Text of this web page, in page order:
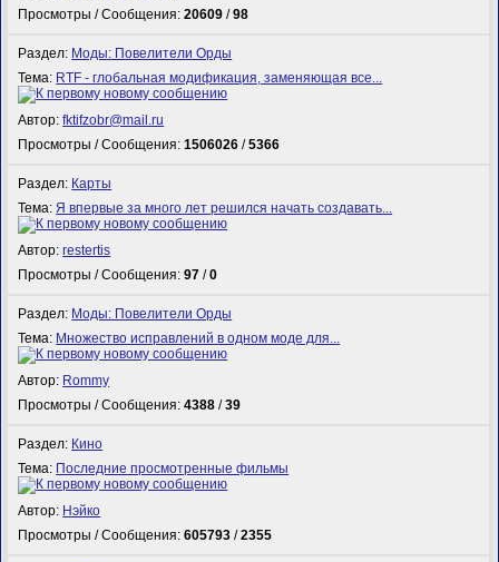
Просмотры / Сообщения:20609 /98
Раздел: Моды: Повелители Орды
Тема: RTF - глобальная модификация, заменяющая все...
Автор:fktifzobr@mail.ru
Просмотры / Сообщения:1506026 /5366
Раздел: Карты
Тема:Я впервые за много лет решился начать создавать...
Автор:restertis
Просмотры / Сообщения:97 /0
Раздел: Моды: Повелители Орды
Тема: Множество исправлений в одном моде для...
Автор: Rommy
Просмотры / Сообщения:4388 /39
Раздел: Кино
Тема: Последние просмотренные фильмы
Автор: Нэйко
Просмотры / Сообщения:605793 /2355